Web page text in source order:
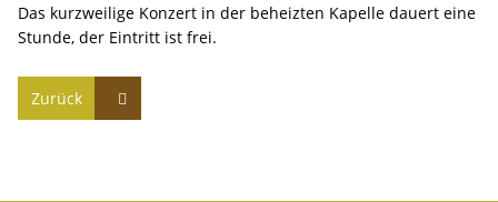
Das kurzweilige Konzert in der beheizten Kapelle dauert eine
Stunde, der Eintritt ist frei.
Zurück